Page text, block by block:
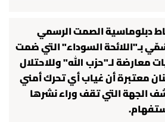
دبلوماسية الصمت الرسمي
بـ"اللائحة السوداء" التي ضمت
معارضة لـ"حزب الله" وللاحتلال
معتبرة أن غياب أي تحرك أمني
الجهة التي تقف وراء نشرها